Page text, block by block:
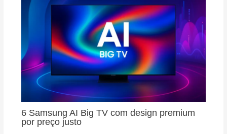
6 Samsung AI Big TV com design premium
por preço justo